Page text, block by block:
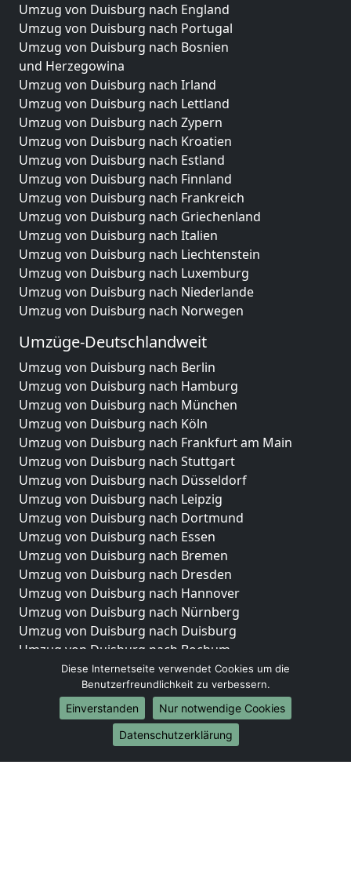
Umzug von Duisburg nach England
Umzug von Duisburg nach Portugal
Umzug von Duisburg nach Bosnien
und Herzegowina
Umzug von Duisburg nach Irland
Umzug von Duisburg nach Lettland
Umzug von Duisburg nach Zypern
Umzug von Duisburg nach Kroatien
Umzug von Duisburg nach Estland
Umzug von Duisburg nach Finnland
Umzug von Duisburg nach Frankreich
Umzug von Duisburg nach Griechenland
Umzug von Duisburg nach Italien
Umzug von Duisburg nach Liechtenstein
Umzug von Duisburg nach Luxemburg
Umzug von Duisburg nach Niederlande
Umzug von Duisburg nach Norwegen
Umzüge-Deutschlandweit
Umzug von Duisburg nach Berlin
Umzug von Duisburg nach Hamburg
Umzug von Duisburg nach München
Umzug von Duisburg nach Köln
Umzug von Duisburg nach Frankfurt am Main
Umzug von Duisburg nach Stuttgart
Umzug von Duisburg nach Düsseldorf
Umzug von Duisburg nach Leipzig
Umzug von Duisburg nach Dortmund
Umzug von Duisburg nach Essen
Umzug von Duisburg nach Bremen
Umzug von Duisburg nach Dresden
Umzug von Duisburg nach Hannover
Umzug von Duisburg nach Nürnberg
Umzug von Duisburg nach Duisburg
Umzug von Duisburg nach Bochum
Umzug von Duisburg nach Wuppertal
Umzug von Duisburg nach Bielefeld
Umzug von Duisburg nach Bonn
Umzug von Duisburg nach Münster
Diese Internetseite verwendet Cookies um die
Benutzerfreundlichkeit zu verbessern.
Einverstanden
Nur notwendige Cookies
Datenschutzerklärung